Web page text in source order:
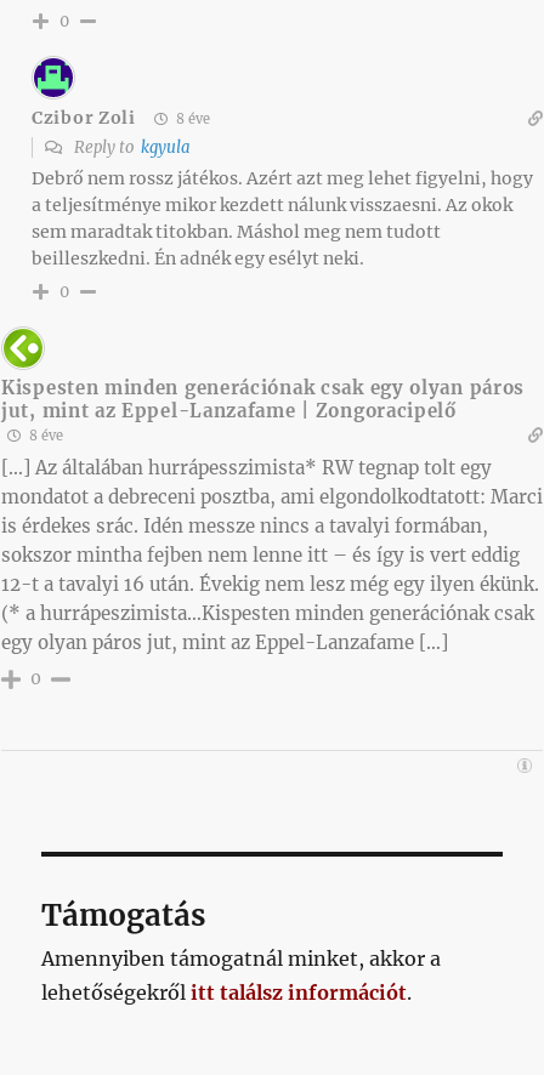
0
Czibor Zoli 8 éve
Reply to kgyula
Debrő nem rossz játékos. Azért azt meg lehet figyelni, hogy
a teljesítménye mikor kezdett nálunk visszaesni. Az okok
sem maradtak titokban. Máshol meg nem tudott
beilleszkedni. Én adnék egy esélyt neki.
0
Kispesten minden generációnak csak egy olyan páros
jut, mint az Eppel-Lanzafame | Zongoracipelő
8 éve
[…] Az általában hurrápesszimista* RW tegnap tolt egy
mondatot a debreceni posztba, ami elgondolkodtatott: Marci
is érdekes srác. Idén messze nincs a tavalyi formában,
sokszor mintha fejben nem lenne itt – és így is vert eddig
12-t a tavalyi 16 után. Évekig nem lesz még egy ilyen ékünk.
(* a hurrápeszimista…Kispesten minden generációnak csak
egy olyan páros jut, mint az Eppel-Lanzafame […]
0
Támogatás
Amennyiben támogatnál minket, akkor a
lehetőségekrőlitt találsz információt.